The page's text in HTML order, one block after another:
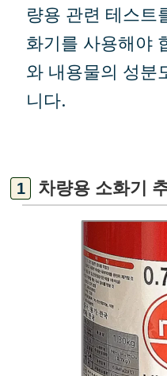
량용 관련 테스트
화기를 사용해야
와 내용물의 성분
니다.
차량용 소화기